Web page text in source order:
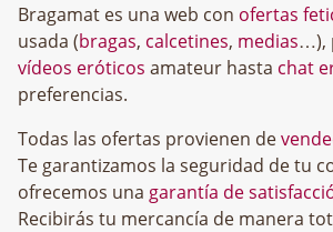
Bragamat es una web con ofertas
usada (bragas, calcetines, medias…),
vídeos eróticos amateur hasta chat
preferencias.
Todas las ofertas provienen de
Te garantizamos la seguridad de tu
ofrecemos una garantía de
Recibirás tu mercancía de manera